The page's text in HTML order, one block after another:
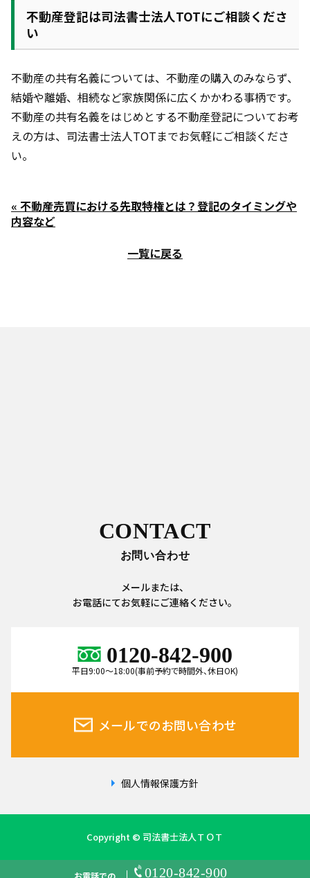
お電話での 0120-842-900
不動産登記は司法書士法人TOTにご相談くださ
い
不動産の共有名義については、不動産の購入のみならず、
結婚や離婚、相続など家族関係に広くかかわる事柄です。
不動産の共有名義をはじめとする不動産登記についてお考
えの方は、司法書士法人TOTまでお気軽にご相談くださ
い。
« 不動産売買における先取特権とは？登記のタイミングや
内容など
一覧に戻る
CONTACT
お問い合わせ
メールまたは、
お電話にてお気軽にご連絡ください。
0120-842-900
平日9:00～18:00(事前予約で時間外、休日OK)
メールでのお問い合わせ
個人情報保護方針
Copyright © 司法書士法人ＴＯＴ